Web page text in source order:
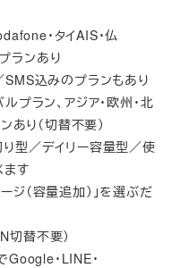
・タイAIS・仏
ランあり
込みのプランもあり
プラン、アジア・欧州・北
あり（切替不要）
型／デイリー容量型／使
す
ジ（容量追加）」を選ぶだ
替不要）
・LINE・